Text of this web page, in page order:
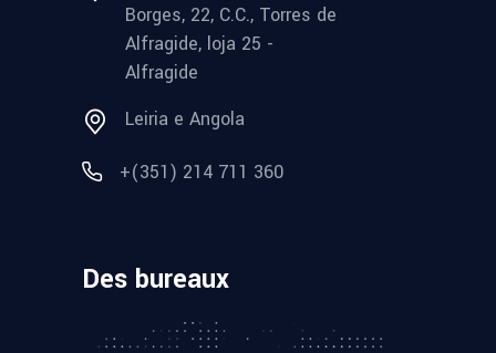
Borges, 22, C.C., Torres de
Alfragide, loja 25 -
Alfragide
Leiria e Angola
+(351) 214 711 360
Des bureaux